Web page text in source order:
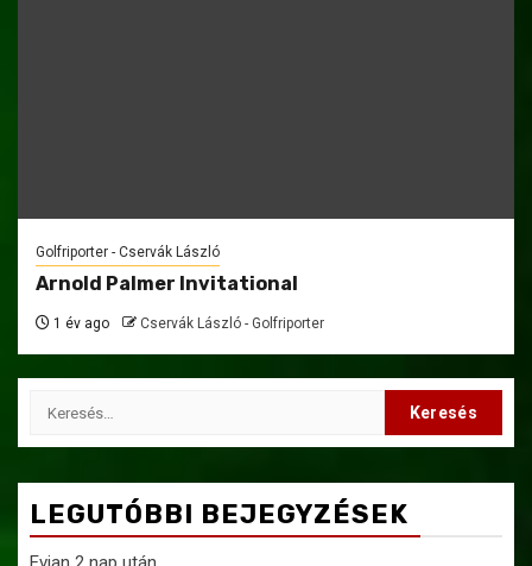
Golfriporter - Cservák László
Arnold Palmer Invitational
1 év ago Cservák László - Golfriporter
Keresés:
LEGUTÓBBI BEJEGYZÉSEK